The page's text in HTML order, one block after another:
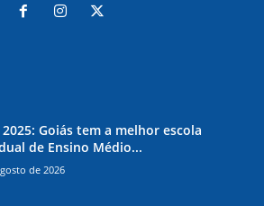
Goiás tem a melhor escola
de Ensino Médio...
de 2026